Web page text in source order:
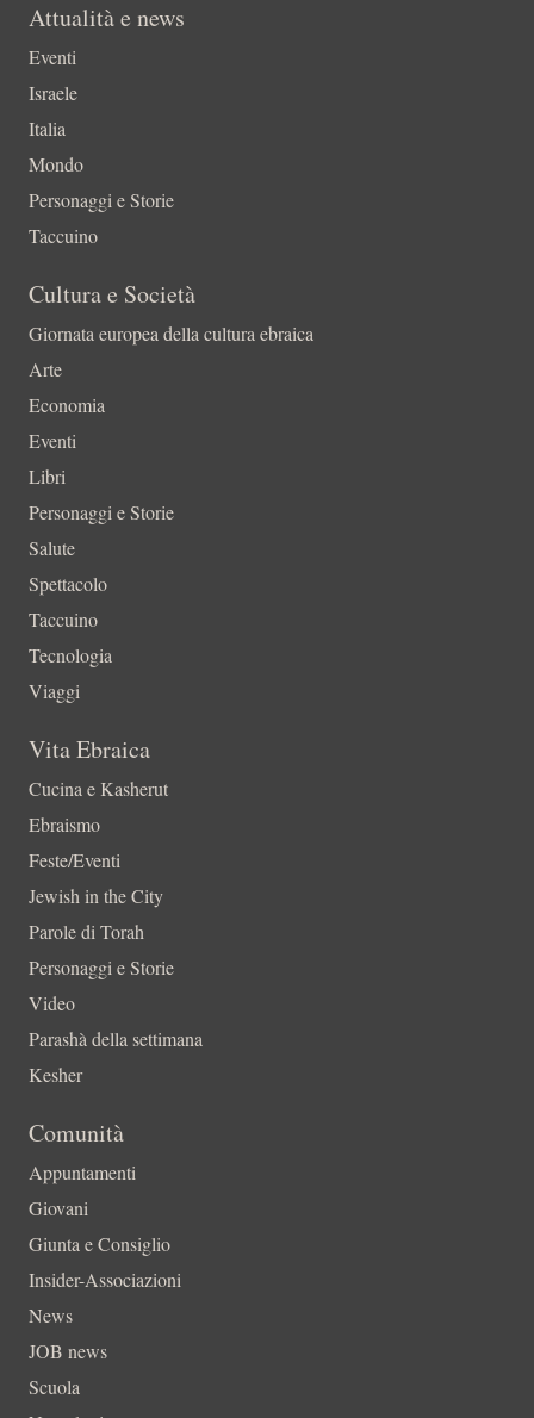
Attualità e news
Eventi
Israele
Italia
Mondo
Personaggi e Storie
Taccuino
Cultura e Società
Giornata europea della cultura ebraica
Arte
Economia
Eventi
Libri
Personaggi e Storie
Salute
Spettacolo
Taccuino
Tecnologia
Viaggi
Vita Ebraica
Cucina e Kasherut
Ebraismo
Feste/Eventi
Jewish in the City
Parole di Torah
Personaggi e Storie
Video
Parashà della settimana
Kesher
Comunità
Appuntamenti
Giovani
Giunta e Consiglio
Insider-Associazioni
News
JOB news
Scuola